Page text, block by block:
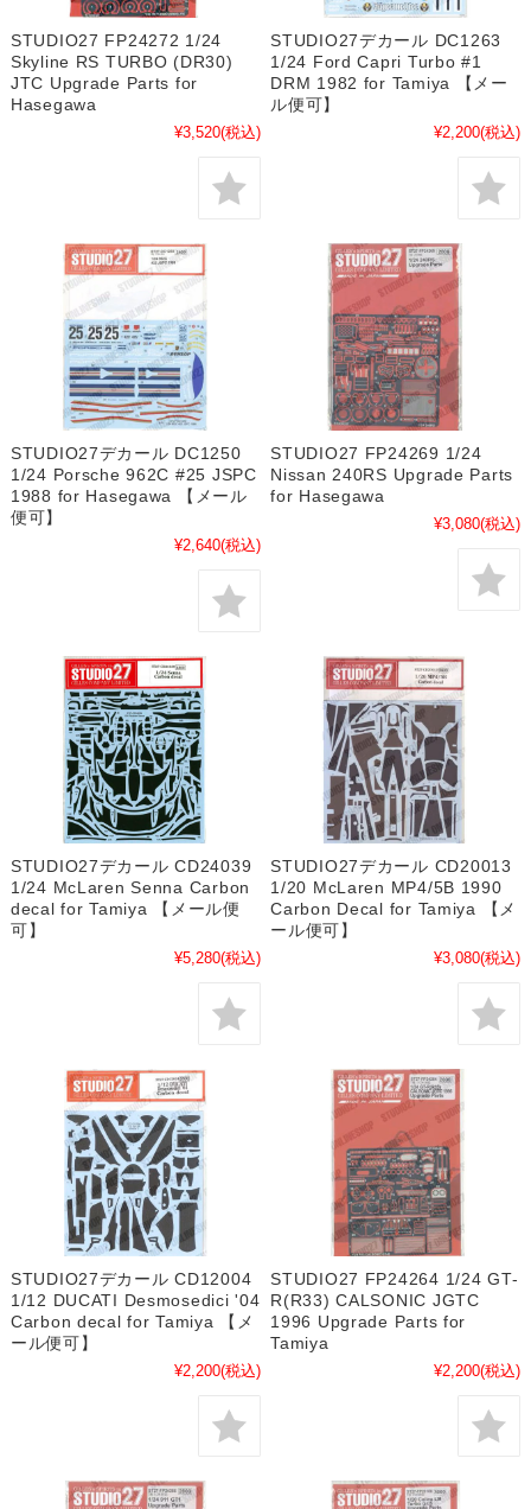
STUDIO27 FP24272 1/24
Skyline RS TURBO (DR30)
JTC Upgrade Parts for
Hasegawa
¥3,520(税込)
STUDIO27デカール DC1263
1/24 Ford Capri Turbo #1
DRM 1982 for Tamiya 【メー
ル便可】
¥2,200(税込)
STUDIO27デカール DC1250
1/24 Porsche 962C #25 JSPC
1988 for Hasegawa 【メール
便可】
¥2,640(税込)
STUDIO27 FP24269 1/24
Nissan 240RS Upgrade Parts
for Hasegawa
¥3,080(税込)
STUDIO27デカール CD24039
1/24 McLaren Senna Carbon
decal for Tamiya 【メール便
可】
¥5,280(税込)
STUDIO27デカール CD20013
1/20 McLaren MP4/5B 1990
Carbon Decal for Tamiya 【メ
ール便可】
¥3,080(税込)
STUDIO27デカール CD12004
1/12 DUCATI Desmosedici '04
Carbon decal for Tamiya 【メ
ール便可】
¥2,200(税込)
STUDIO27 FP24264 1/24 GT-
R(R33) CALSONIC JGTC
1996 Upgrade Parts for
Tamiya
¥2,200(税込)